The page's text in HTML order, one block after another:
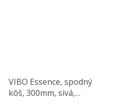
VIBO Essence, spodný
kôš, 300mm, sivá,